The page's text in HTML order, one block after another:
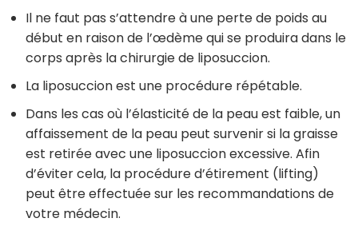
Il ne faut pas s’attendre à une perte de poids au
début en raison de l’œdème qui se produira dans le
corps après la chirurgie de liposuccion.
La liposuccion est une procédure répétable.
Dans les cas où l’élasticité de la peau est faible, un
affaissement de la peau peut survenir si la graisse
est retirée avec une liposuccion excessive. Afin
d’éviter cela, la procédure d’étirement (lifting)
peut être effectuée sur les recommandations de
votre médecin.